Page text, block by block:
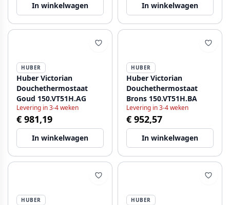
In winkelwagen In winkelwagen
HUBER
Huber Victorian
Douchethermostaat
Goud 150.VT51H.AG
Levering in 3-4 weken
€ 981,19
In winkelwagen
HUBER
Huber Victorian
Douchethermostaat
Brons 150.VT51H.BA
Levering in 3-4 weken
€ 952,57
In winkelwagen
HUBER HUBER